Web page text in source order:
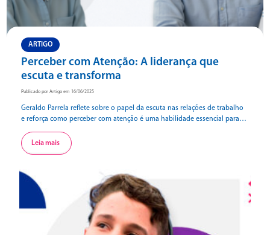
ARTIGO
Perceber com Atenção: A liderança que
escuta e transforma
Publicado por Artigo em 16/06/2025
Geraldo Parrela reflete sobre o papel da escuta nas relações de trabalho
e reforça como perceber com atenção é uma habilidade essencial para
verdadeiramente conectados.
Leia mais